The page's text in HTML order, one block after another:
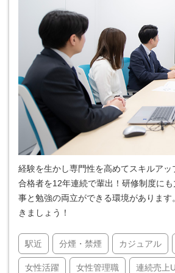
経験を生かし専門性を高めてスキルアッ
合格者を12年連続で輩出！研修制度に
事と勉強の両立ができる環境がありま
きましょう！
駅近 分煙・禁煙 カジュアル
女性活躍 女性管理職 連続売上